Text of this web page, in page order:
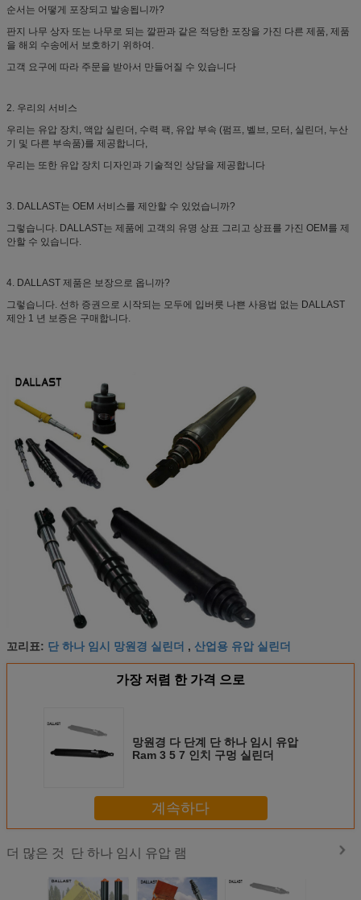
순서는 어떻게 포장되고 발송됩니까?
판지 나무 상자 또는 나무로 되는 깔판과 같은 적당한 포장을 가진 다른 제품, 제품
을 해외 수송에서 보호하기 위하여.
고객 요구에 따라 주문을 받아서 만들어질 수 있습니다
2. 우리의 서비스
우리는 유압 장치, 액압 실린더, 수력 팩, 유압 부속 (펌프, 벨브, 모터, 실린더, 누산
기 및 다른 부속품)를 제공합니다,
우리는 또한 유압 장치 디자인과 기술적인 상담을 제공합니다
3. DALLAST는 OEM 서비스를 제안할 수 있었습니까?
그렇습니다. DALLAST는 제품에 고객의 유명 상표 그리고 상표를 가진 OEM를 제
안할 수 있습니다.
4. DALLAST 제품은 보장으로 옵니까?
그렇습니다. 선하 증권으로 시작되는 모두에 입버릇 나쁜 사용법 없는 DALLAST
제안 1 년 보증은 구매합니다.
꼬리표: 단 하나 임시 망원경 실린더 , 산업용 유압 실린더
가장 저렴 한 가격 으로
망원경 다 단계 단 하나 임시 유압
Ram 3 5 7 인치 구멍 실린더
계속하다
더 많은 것 단 하나 임시 유압 램